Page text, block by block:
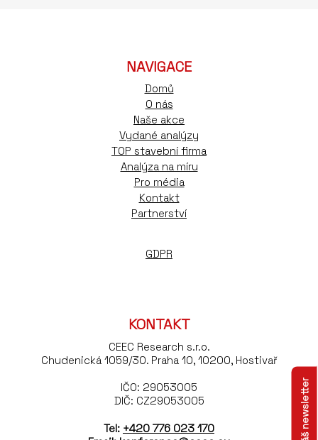
NAVIGACE
Domů
O nás
Naše akce
Vydané analýzy
TOP stavební firma
Analýza na míru
Pro média
Kontakt
Partnerství
GDPR
KONTAKT
CEEC Research s.r.o.
Chudenická 1059/30. Praha 10, 10200, Hostivař
IČO: 29053005
DIČ: CZ29053005
Tel: +420 776 023 170